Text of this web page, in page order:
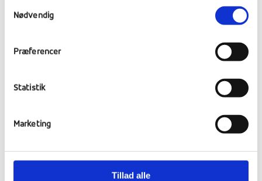
Nødvendig
Præferencer
Statistik
Marketing
Tillad alle
12 december, 2025